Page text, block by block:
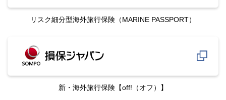
リスク細分型海外旅行保険 （MARINE PASSPORT）
新・海外旅行保険 【off!（オフ）】